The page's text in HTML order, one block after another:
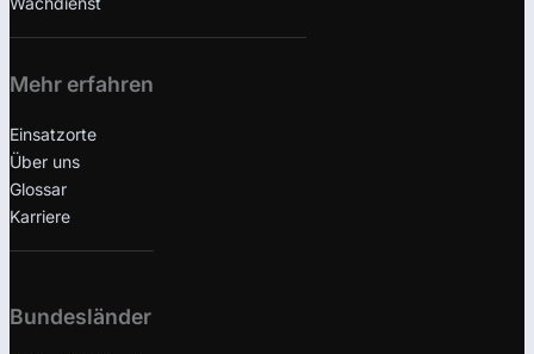
Mehr erfahren
Einsatzorte
Über uns
Glossar
Karriere
Bundesländer